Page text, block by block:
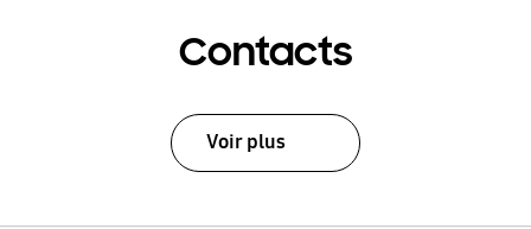
Contacts
Voir plus